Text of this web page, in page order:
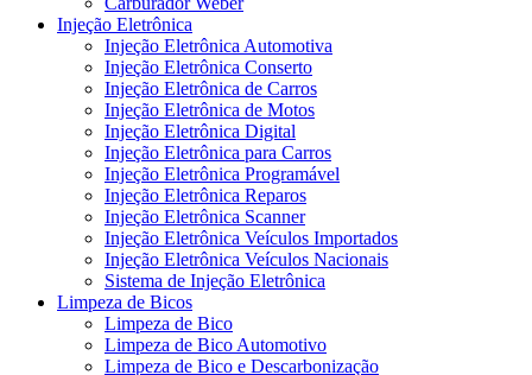
Injeção Eletrônica
Injeção Eletrônica Automotiva
Injeção Eletrônica Conserto
Injeção Eletrônica de Carros
Injeção Eletrônica de Motos
Injeção Eletrônica Digital
Injeção Eletrônica para Carros
Injeção Eletrônica Programável
Injeção Eletrônica Reparos
Injeção Eletrônica Scanner
Injeção Eletrônica Veículos Importados
Injeção Eletrônica Veículos Nacionais
Sistema de Injeção Eletrônica
Limpeza de Bicos
Limpeza de Bico
Limpeza de Bico Automotivo
Limpeza de Bico e Descarbonização